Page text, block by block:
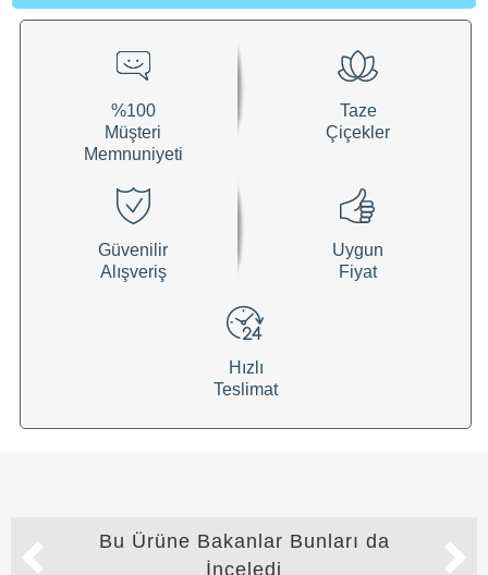
%100
Müşteri
Memnuniyeti
Taze
Çiçekler
Güvenilir
Alışveriş
Uygun
Fiyat
Hızlı
Teslimat
Bu Ürüne Bakanlar Bunları da
İnceledi